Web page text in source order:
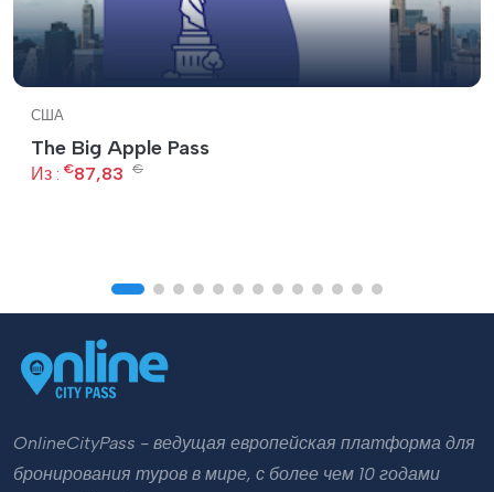
США
The Big Apple Pass
Из : €87,83 €
OnlineCityPass - ведущая европейская платформа для
бронирования туров в мире, с более чем 10 годами